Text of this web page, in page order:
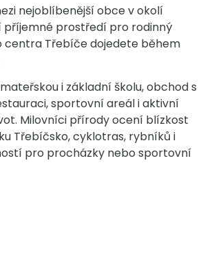
nejoblíbenější obce v okolí
příjemné prostředí pro rodinný
centra Třebíče dojedete během
i základní školu, obchod s
sportovní areál i aktivní
Milovníci přírody ocení blízkost
Třebíčsko, cyklotras, rybníků i
pro procházky nebo sportovní